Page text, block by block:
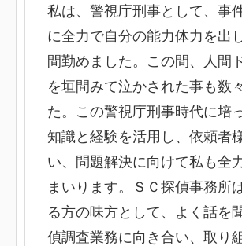
私は、警視庁刑事として、事
に全力で自分の能力体力を出
間勤めました。この間、人間
を垣間みて泣かされた事も数
た。この警視庁刑事時代に培
知識と経験を活用し、依頼者
い、問題解決に向けて私も全
まいります。ＳＣ探偵事務所
る方の味方として、よく話を
偵調査業務に向き合い、取り